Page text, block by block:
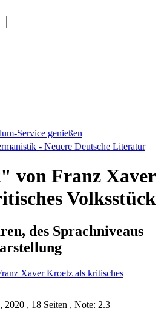
Service genießen
- Neuere Deutsche Literatur
von Franz Xaver
Volksstück
des Sprachniveaus
2020 , 18 Seiten , Note: 2.3